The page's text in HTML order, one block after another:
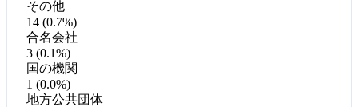
その他
14 (0.7%)
合名会社
3 (0.1%)
国の機関
1 (0.0%)
地方公共団体